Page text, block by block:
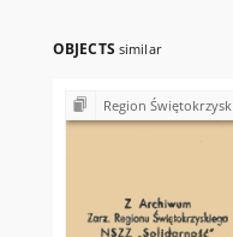
OBJECTS similar
Region Świętokrzyski NSZZ "Solidarność". Delegatura Starachowice